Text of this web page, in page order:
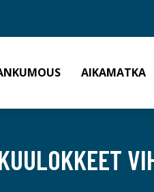
AIKAMATKA